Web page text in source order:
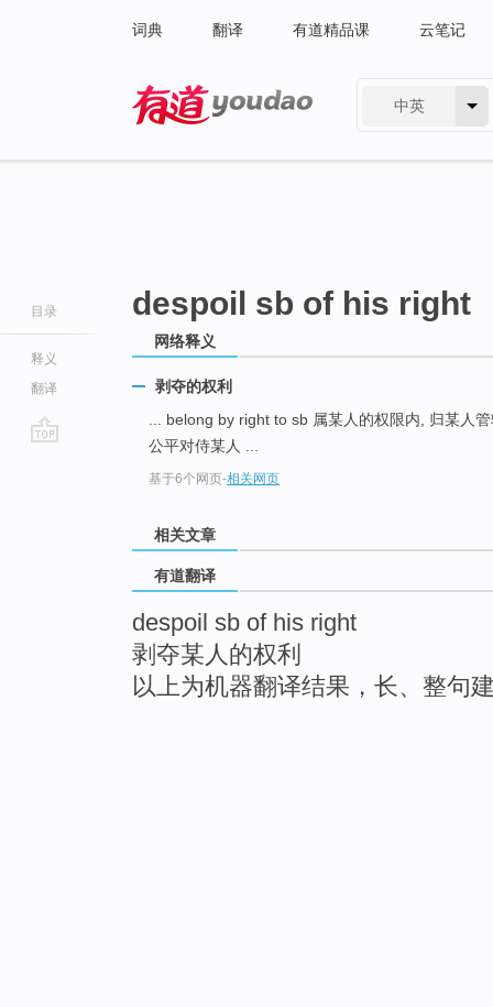
词典 翻译 有道精品课 云笔记
中英
目录
释义
翻译
despoil sb of his right
网络释义
剥夺的权利
... belong by right to sb 属某人的权限内, 归某人
公平对侍某人 ...
基于6个网页-相关网页
相关文章
有道翻译
despoil sb of his right
剥夺某人的权利
以上为机器翻译结果，长、整句